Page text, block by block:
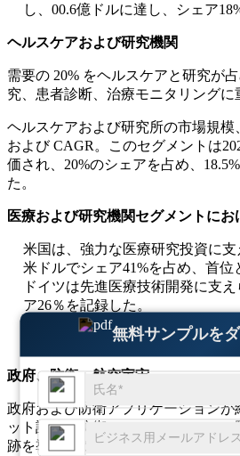
無料サンプルを
し、00.6億ドルに達し、シェア
ヘルスケアおよび研究機関
需要の 20% をヘルスケアと研究が
究、患者診断、治療モニタリングに
ヘルスケアおよび研究所の市場規模
および CAGR。このセグメントは
価され、20%のシェアを占め、
た。
医療および研究機関セグメントに
米国は、強力な医療研究投資に支
米ドルでシェア41%を占め、首位
ドイツは先進医療技術開発に支
ア26％を記録した。
日本は神経学研究プログラムに
ル、シェア18％を達成した。
政府、防衛、航空宇宙
政府および防衛アプリケーションが
ット訓練、防衛シミュレーション
跡を導入しています。